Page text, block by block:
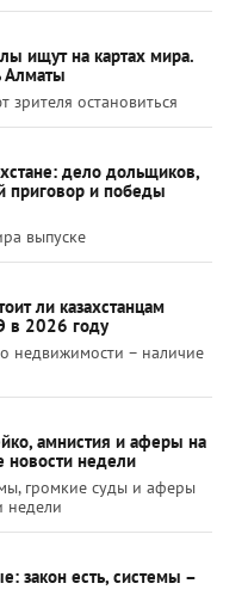
ищут на картах мира.
Алматы
зрителя остановиться
дело дольщиков,
и победы
выпуске
ли казахстанцам
в 2026 году
недвижимости – наличие
амнистия и аферы на
недели
громкие суды и аферы
недели
закон есть, системы –